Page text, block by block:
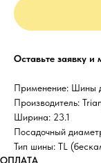
Оставьте заявку и
Применение: Шины
Производитель:
Ширина: 23.1
Посадочный
Тип шины: TL
ОПЛАТА